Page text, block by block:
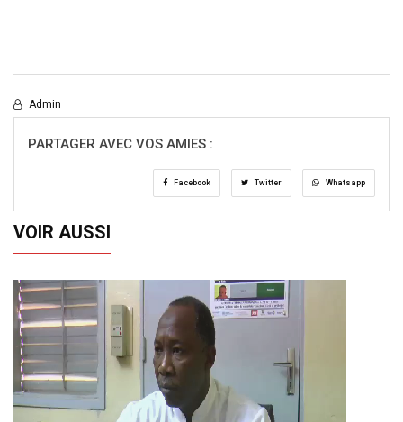
Admin
PARTAGER AVEC VOS AMIES :
Facebook Twitter Whatsapp
VOIR AUSSI